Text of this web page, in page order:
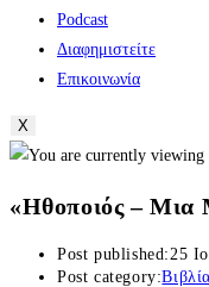
Podcast
Διαφημιστείτε
Επικοινωνία
X
«Ηθοποιός – Μια
Post published: 25
Post category:Βιβλία